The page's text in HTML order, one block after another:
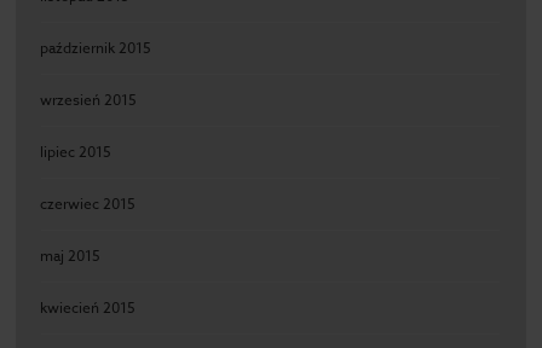
październik 2015
wrzesień 2015
lipiec 2015
czerwiec 2015
maj 2015
kwiecień 2015